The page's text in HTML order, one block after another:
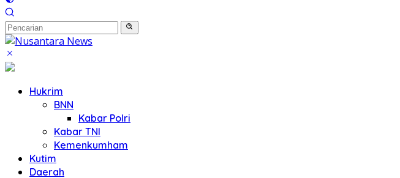
Hukrim
BNN
Kabar Polri
Kabar TNI
Kemenkumham
Kutim
Daerah